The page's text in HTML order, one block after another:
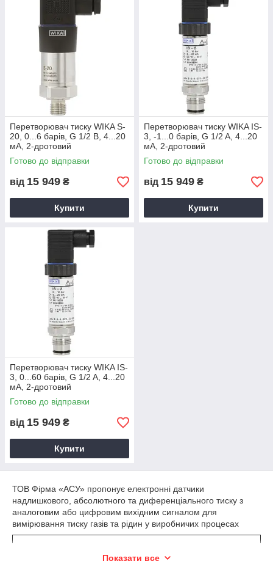
Перетворювач тиску WIKA S-
20, 0...6 барів, G 1/2 B, 4...20
мА, 2-дротовий
Готово до відправки
від 15 949 ₴
Купити
Перетворювач тиску WIKA IS-
3, -1...0 барів, G 1/2 A, 4...20
мА, 2-дротовий
Готово до відправки
від 15 949 ₴
Купити
Перетворювач тиску WIKA IS-
3, 0...60 барів, G 1/2 A, 4...20
мА, 2-дротовий
Готово до відправки
від 15 949 ₴
Купити
ТОВ Фірма «АСУ» пропонує електронні датчики
надлишкового, абсолютного та диференціального тиску з
аналоговим або цифровим вихідним сигналом для
вимірювання тиску газів та рідин у виробничих процесах
Показати все